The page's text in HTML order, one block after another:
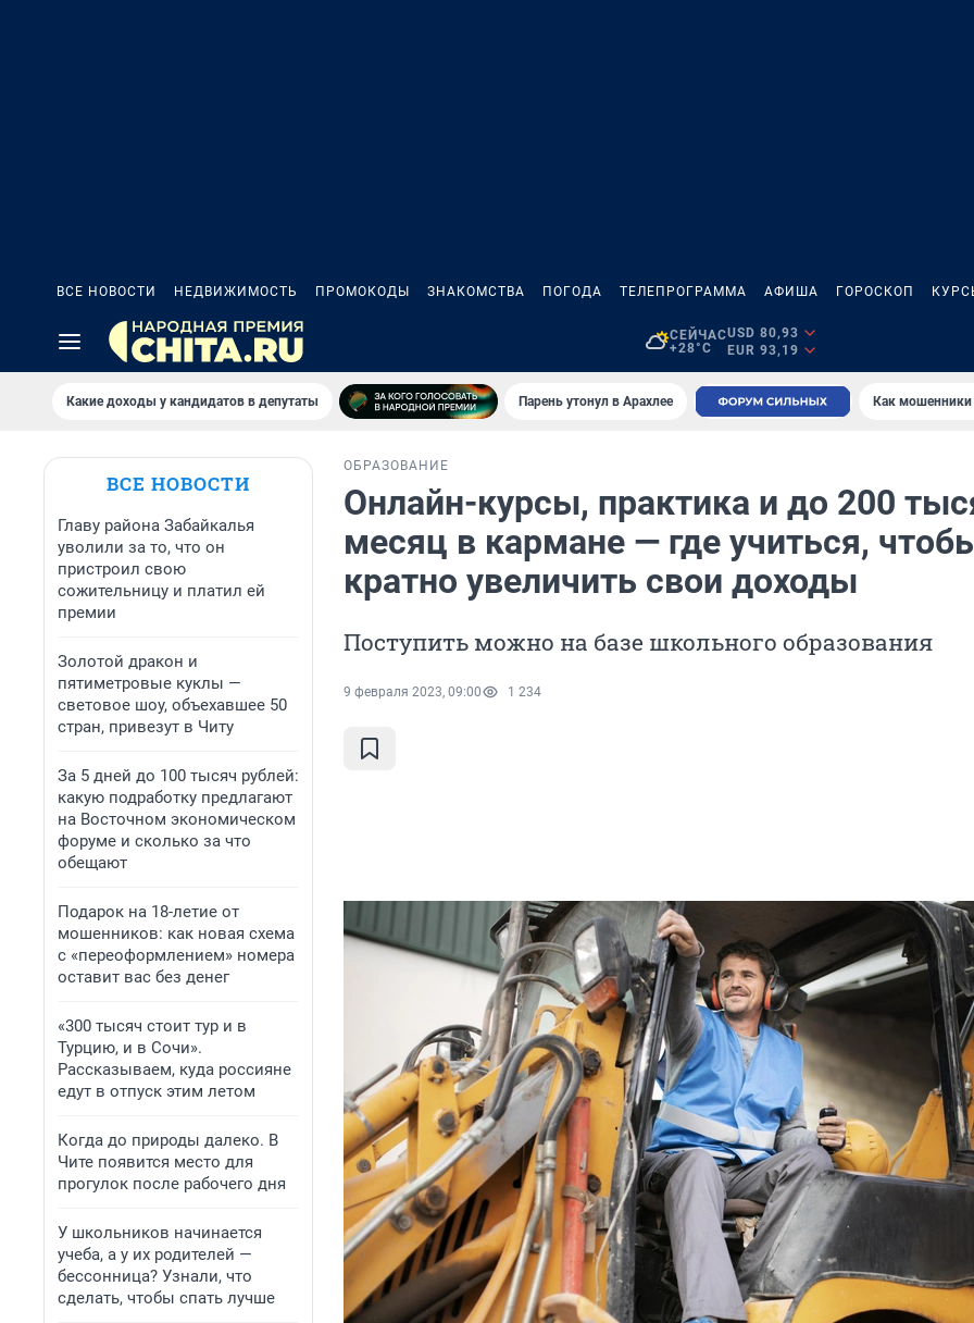
ВСЕ НОВОСТИ НЕДВИЖИМОСТЬ ПРОМОКОДЫ ЗНАКОМСТВА ПОГОДА ТЕЛЕПРОГРАММА АФИША ГОРОСКОП
СЕЙЧАС
+28°C
USD 80,93
EUR 93,19
Какие доходы у кандидатов в депутаты Парень утонул в Арахлее Как
ВСЕ НОВОСТИ
Главу района Забайкалья
уволили за то, что он
пристроил свою
сожительницу и платил ей
премии
Золотой дракон и
пятиметровые куклы —
световое шоу, объехавшее 50
стран, привезут в Читу
За 5 дней до 100 тысяч рублей:
какую подработку предлагают
на Восточном экономическом
форуме и сколько за что
обещают
Подарок на 18-летие от
мошенников: как новая схема
с «переоформлением» номера
оставит вас без денег
«300 тысяч стоит тур и в
Турцию, и в Сочи».
Рассказываем, куда россияне
едут в отпуск этим летом
Когда до природы далеко. В
Чите появится место для
прогулок после рабочего дня
У школьников начинается
учеба, а у их родителей —
бессонница? Узнали, что
сделать, чтобы спать лучше
ОБРАЗОВАНИЕ
Онлайн-курсы, практика и до 200
месяц в кармане — где учиться,
кратно увеличить свои доходы
Поступить можно на базе школьного образования
9 февраля 2023, 09:00 1 234